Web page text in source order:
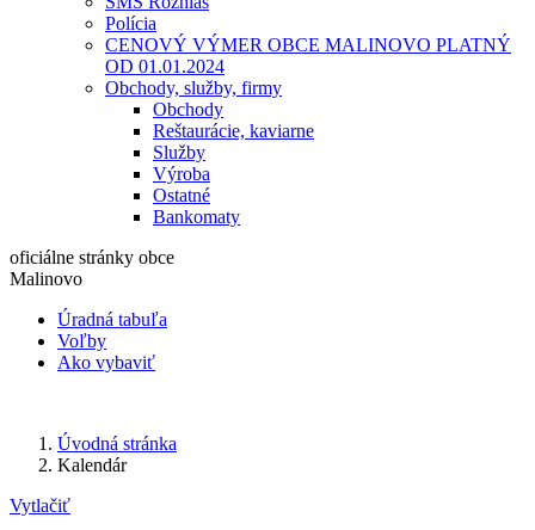
Polícia
CENOVÝ VÝMER OBCE MALINOVO PLATNÝ
OD 01.01.2024
Obchody, služby, firmy
Obchody
Reštaurácie, kaviarne
Služby
Výroba
Ostatné
Bankomaty
oficiálne stránky obce
Malinovo
Úradná tabuľa
Voľby
Ako vybaviť
Úvodná stránka
Kalendár
Vytlačiť